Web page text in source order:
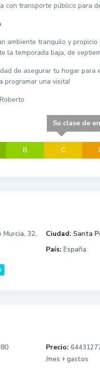
con transporte público para
ambiente tranquilo y
la temporada baja, de
de asegurar tu hogar para
programar una visita!
B
Su clase de
C
Murcia, 32,
Ciudad: Santa
País: España
Precio:
/mes + gastos